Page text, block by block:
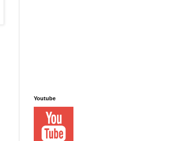
Youtube